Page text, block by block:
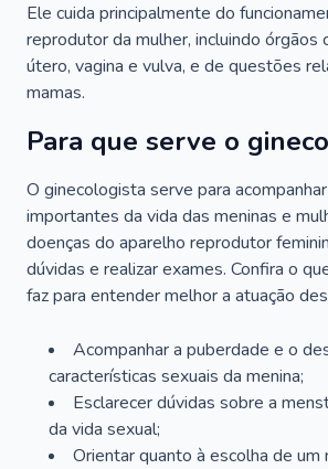
Ele cuida principalmente do
reprodutor da mulher, incluindo órgãos
útero, vagina e vulva, e de questões
mamas.
Para que serve o
O ginecologista serve para
importantes da vida das meninas e
doenças do aparelho reprodutor
dúvidas e realizar exames. Confira o
faz para entender melhor a atuação
Acompanhar a puberdade e o
características sexuais da menina;
Esclarecer dúvidas sobre a
da vida sexual;
Orientar quanto à escolha de um